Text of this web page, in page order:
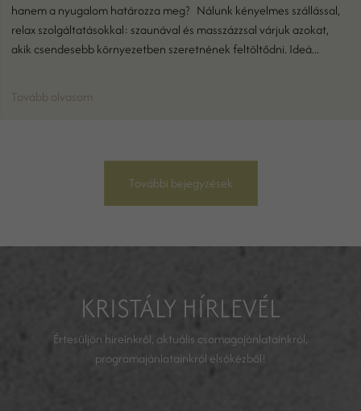
hanem a nyugalom határozza meg? Nálunk kényelmes szállással,
relax szolgáltatásokkal: szaunával és masszázzsal várjuk azokat,
akik csendesebb környezetben szeretnének feltöltődni. Ideá...
Tovább olvasom
További bejegyzések
KRISTÁLY HÍRLEVÉL
Értesüljön híreinkről, aktuális csomagajánlatainkról,
programajánlatainkról elsőkézből!